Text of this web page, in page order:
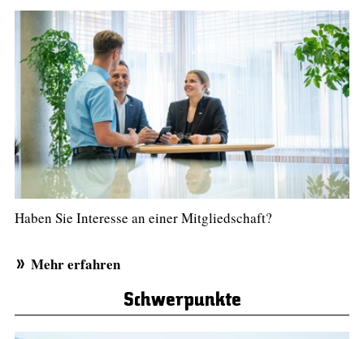
Haben Sie Interesse an einer Mitgliedschaft?
Mehr erfahren
Schwerpunkte